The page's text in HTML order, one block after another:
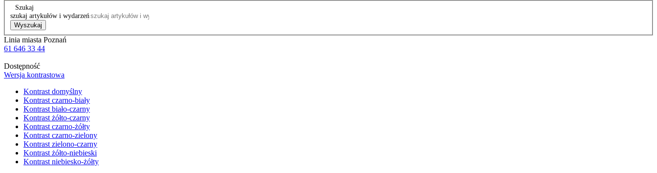
Szukaj
szukaj artykułów i wydarzeń
Wyszukaj
Linia miasta Poznań
61 646 33 44
Dostępność
Wersja kontrastowa
Kontrast domyślny
Kontrast czarno-biały
Kontrast biało-czarny
Kontrast żółto-czarny
Kontrast czarno-żółty
Kontrast czarno-zielony
Kontrast zielono-czarny
Kontrast żółto-niebieski
Kontrast niebiesko-żółty